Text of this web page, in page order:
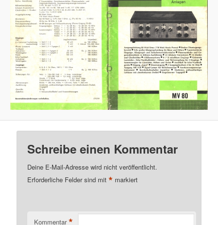
Schreibe einen Kommentar
Deine E-Mail-Adresse wird nicht veröffentlicht.
Erforderliche Felder sind mit* markiert
Kommentar